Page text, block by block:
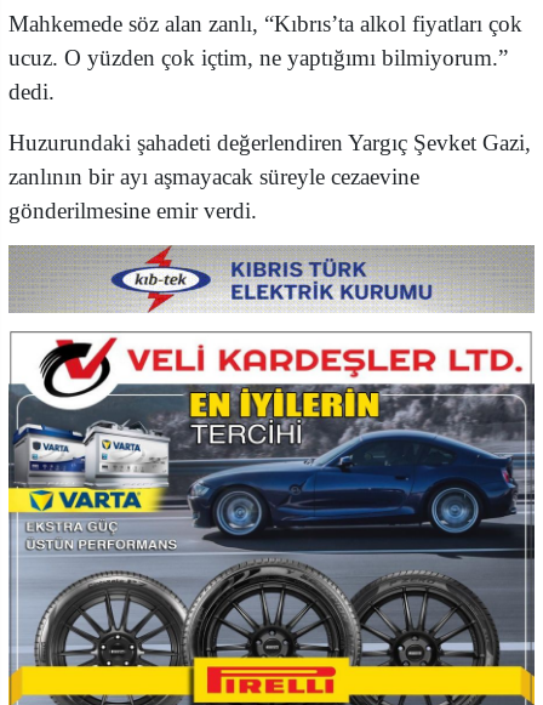
Mahkemede söz alan zanlı, “Kıbrıs’ta alkol fiyatları çok
ucuz. O yüzden çok içtim, ne yaptığımı bilmiyorum.”
dedi.
Huzurundaki şahadeti değerlendiren Yargıç Şevket Gazi,
zanlının bir ayı aşmayacak süreyle cezaevine
gönderilmesine emir verdi.